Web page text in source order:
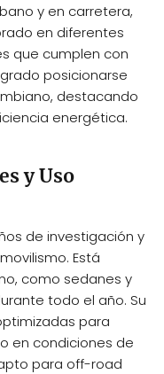
y en carretera,
en diferentes
que cumplen con
posicionarse
destacando
energética.
y Uso
de investigación y
Está
como sedanes y
todo el año. Su
para
en condiciones de
para off-road